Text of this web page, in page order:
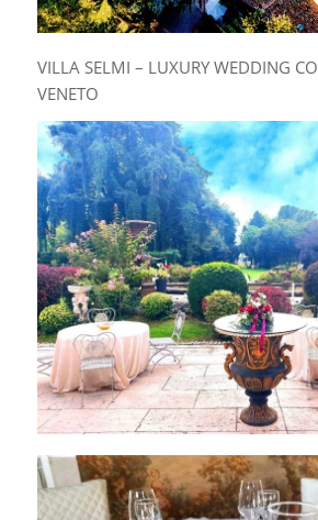
VILLA SELMI – LUXURY WEDDING
VENETO